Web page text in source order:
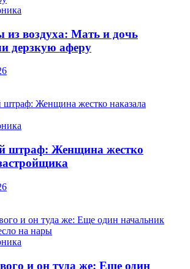
воздуха: Мать и дочь
дерзкую аферу
штраф: Женщина жестко
и он туда же: Еще один